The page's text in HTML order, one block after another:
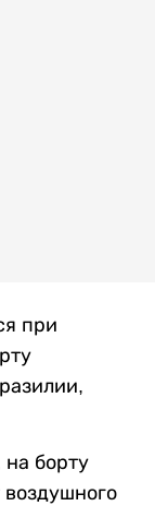
при
на борту
воздушного